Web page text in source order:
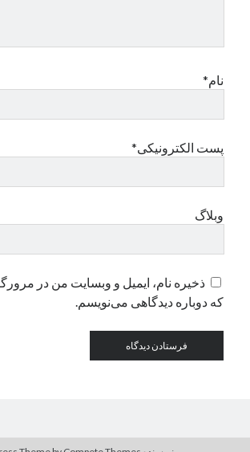
نام*
پست الکترونیکی*
وبلاگ
ذخیره نام، ایمیل و وبسایت من در
که دوباره دیدگاهی می‌نویسم.